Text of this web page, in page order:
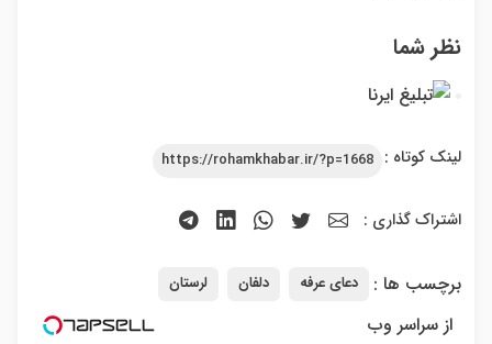
نظر شما
لینک کوتاه : https://rohamkhabar.ir/?p=1668
اشتراک گذاری :
برچسب ها : دعای عرفه دلفان لرستان
از سراسر وب